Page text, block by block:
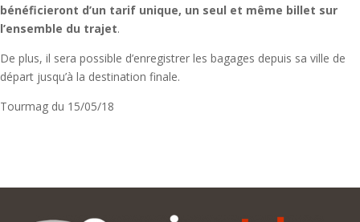
bénéficieront d’un tarif unique, un seul et même billet sur
l’ensemble du trajet.
De plus, il sera possible d’enregistrer les bagages depuis sa ville de
départ jusqu’à la destination finale.
Tourmag du 15/05/18